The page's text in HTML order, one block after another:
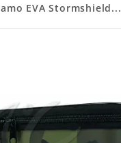
EVA Stormshield...